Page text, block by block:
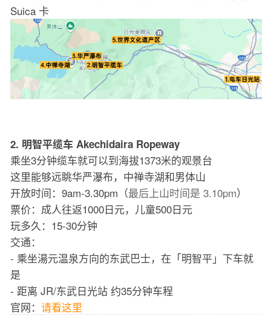
Suica 卡
2. 明智平缆车 Akechidaira Ropeway
乘坐3分钟缆车就可以到海拔1373米的观景台
这里能够远眺华严瀑布，中禅寺湖和男体山
开放时间：9am-3.30pm（最后上山时间是 3.10pm）
票价：成人往返1000日元，儿童500日元
玩多久：15-30分钟
交通：
- 乘坐湯元温泉方向的东武巴士，在「明智平」下车就
是
- 距离 JR/东武日光站 约35分钟车程
官网： 请看这里